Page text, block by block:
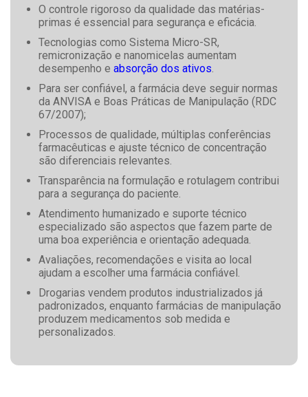
O controle rigoroso da qualidade das matérias-
primas é essencial para segurança e eficácia.
Tecnologias como Sistema Micro-SR,
remicronização e nanomicelas aumentam
desempenho e absorção dos ativos.
Para ser confiável, a farmácia deve seguir normas
da ANVISA e Boas Práticas de Manipulação (RDC
67/2007);
Processos de qualidade, múltiplas conferências
farmacêuticas e ajuste técnico de concentração
são diferenciais relevantes.
Transparência na formulação e rotulagem contribui
para a segurança do paciente.
Atendimento humanizado e suporte técnico
especializado são aspectos que fazem parte de
uma boa experiência e orientação adequada.
Avaliações, recomendações e visita ao local
ajudam a escolher uma farmácia confiável.
Drogarias vendem produtos industrializados já
padronizados, enquanto farmácias de manipulação
produzem medicamentos sob medida e
personalizados.